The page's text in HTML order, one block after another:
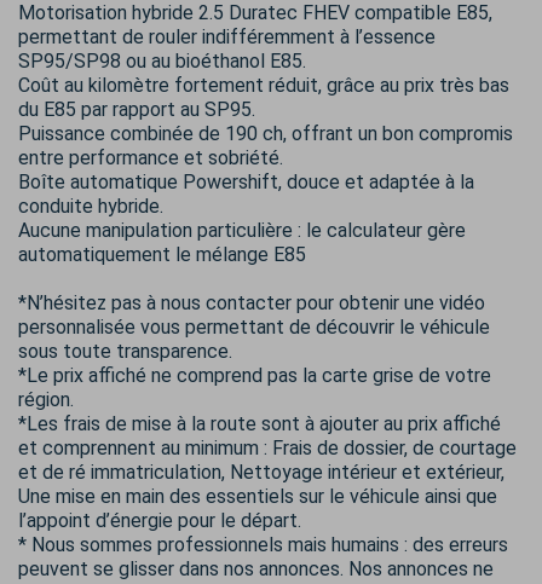
Motorisation hybride 2.5 Duratec FHEV compatible E85,
permettant de rouler indifféremment à l’essence
SP95/SP98 ou au bioéthanol E85.
Coût au kilomètre fortement réduit, grâce au prix très bas
du E85 par rapport au SP95.
Puissance combinée de 190 ch, offrant un bon compromis
entre performance et sobriété.
Boîte automatique Powershift, douce et adaptée à la
conduite hybride.
Aucune manipulation particulière : le calculateur gère
automatiquement le mélange E85
*N’hésitez pas à nous contacter pour obtenir une vidéo
personnalisée vous permettant de découvrir le véhicule
sous toute transparence.
*Le prix affiché ne comprend pas la carte grise de votre
région.
*Les frais de mise à la route sont à ajouter au prix affiché
et comprennent au minimum : Frais de dossier, de courtage
et de ré immatriculation, Nettoyage intérieur et extérieur,
Une mise en main des essentiels sur le véhicule ainsi que
l’appoint d’énergie pour le départ.
* Nous sommes professionnels mais humains : des erreurs
peuvent se glisser dans nos annonces. Nos annonces ne